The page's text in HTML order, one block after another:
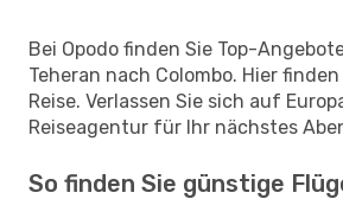
Bei Opodo finden Sie Top-
Teheran nach Colombo. Hier
Reise. Verlassen Sie sich auf
Reiseagentur für Ihr nächstes
So finden Sie günstige